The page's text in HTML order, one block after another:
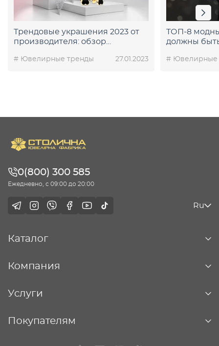
Трендовые украшения 2023 от
производителя: обзор
# Ювелирные тренды 27.01.2023
ТОП-8
должны
# Ювелирные
0(800) 300 585
Ежедневно, с 09:00 до 20:00
Ru
Каталог
Компания
Услуги
Покупателям